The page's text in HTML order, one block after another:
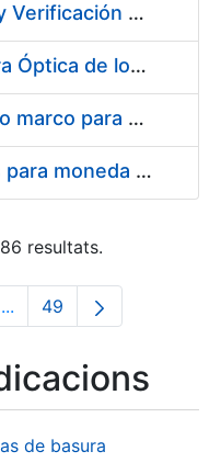
Servicio de Calibración y Verificación Externa de los Equipos de Medición del Servicio de Prevención de la FNMT-RCM
Conexión mediante Fibra Óptica de los Centros de Proceso de Datos (CPDs) de las sedes de la FNMT-RCM de Burgos y Madrid
Contratación de acuerdo marco para el Suministro de Material de Electricidad para la Fábrica Nacional de Moneda y Timbre-Real Casa de la Moneda en su centro de trabajo de Burgos
Suministro de estuches para moneda de 30 €
resultats.
...Pàgines intermèdies
Pàgina
49
de basura